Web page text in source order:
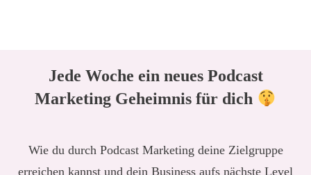
Jede Woche ein neues Podcast
Marketing Geheimnis für dich
Wie du durch Podcast Marketing deine Zielgruppe
erreichen kannst und dein Business aufs nächste Level